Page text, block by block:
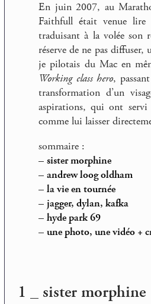
En juin 2007, au
Faithfull était venue lire
traduisant à la volée son
réserve de ne pas
je pilotais du Mac en
Working class hero,
transformation d’un
aspirations, qui ont
comme lui laisser
sommaire :
– sister morphine
– andrew loog oldham
– la vie en tournée
– jagger, dylan, kafka
– hyde park 69
– une photo, une vidéo +
1 _ sister morphine